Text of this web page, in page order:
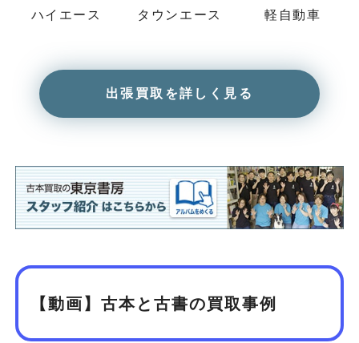
ハイエース タウンエース 軽自動車
出張買取を詳しく見る
【動画】古本と古書の買取事例